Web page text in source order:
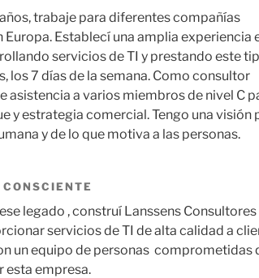
trabaje para diferentes compañías
Europa. Establecí una amplia experiencia
servicios de TI y prestando este
los 7 días de la semana. Como consultor
asistencia a varios miembros de nivel C
y estrategia comercial. Tengo una visión
y de lo que motiva a las personas.
legado , construí Lanssens Consultores
servicios de TI de alta calidad a
un equipo de personas comprometidas
esta empresa.